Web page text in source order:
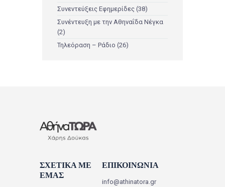
Συνεντεύξεις Εφημερίδες (38)
Συνέντευξη με την Αθηναΐδα Νέγκα
(2)
Τηλεόραση – Ράδιο (26)
ΣΧΕΤΙΚΑ ΜΕ
ΕΜΑΣ
ΕΠΙΚΟΙΝΩΝΙΑ
info@athinatora.gr